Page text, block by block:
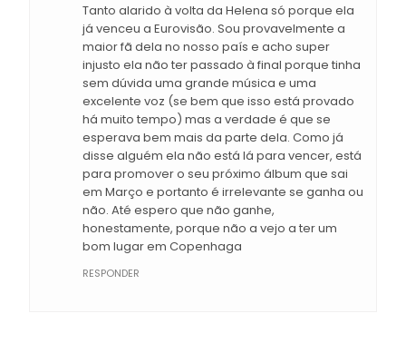
Tanto alarido à volta da Helena só porque ela
já venceu a Eurovisão. Sou provavelmente a
maior fã dela no nosso país e acho super
injusto ela não ter passado à final porque tinha
sem dúvida uma grande música e uma
excelente voz (se bem que isso está provado
há muito tempo) mas a verdade é que se
esperava bem mais da parte dela. Como já
disse alguém ela não está lá para vencer, está
para promover o seu próximo álbum que sai
em Março e portanto é irrelevante se ganha ou
não. Até espero que não ganhe,
honestamente, porque não a vejo a ter um
bom lugar em Copenhaga
RESPONDER